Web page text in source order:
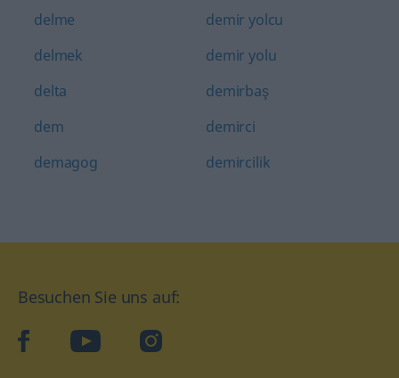
delme
delmek
delta
dem
demagog
demir yolcu
demir yolu
demirbaş
demirci
demircilik
Besuchen Sie uns auf:
facebookYouTube Instagram